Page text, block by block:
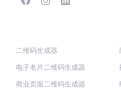
二维码生成器
电子名片二维码生成器
商业页面二维码生成器